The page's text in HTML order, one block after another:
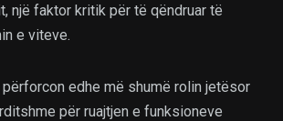
një faktor kritik për të qëndruar të
e viteve.
edhe më shumë rolin jetësor
për ruajtjen e funksioneve